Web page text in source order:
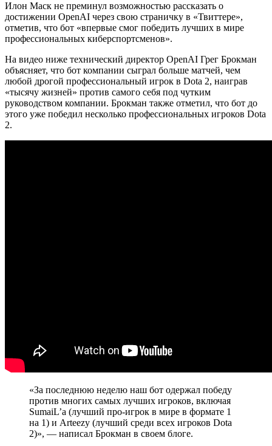
Илон Маск не преминул возможностью рассказать о
достижении OpenAI через свою страничку в «Твиттере»,
отметив, что бот «впервые смог победить лучших в мире
профессиональных киберспортсменов».
На видео ниже технический директор OpenAI Грег Брокман
объясняет, что бот компании сыграл больше матчей, чем
любой дрогой профессиональный игрок в Dota 2, наиграв
«тысячу жизней» против самого себя под чутким
руководством компании. Брокман также отметил, что бот до
этого уже победил несколько профессиональных игроков Dota
2.
«За последнюю неделю наш бот одержал победу
против многих самых лучших игроков, включая
SumaiL’а (лучший про-игрок в мире в формате 1
на 1) и Arteezy (лучший среди всех игроков Dota
2)», — написал Брокман в своем блоге.